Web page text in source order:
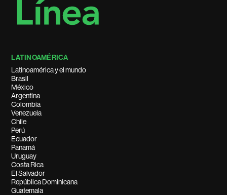
LATINOAMÉRICA
Latinoamérica y el mundo
Brasil
México
Argentina
Colombia
Venezuela
Chile
Perú
Ecuador
Panamá
Uruguay
Costa Rica
El Salvador
República Dominicana
Guatemala